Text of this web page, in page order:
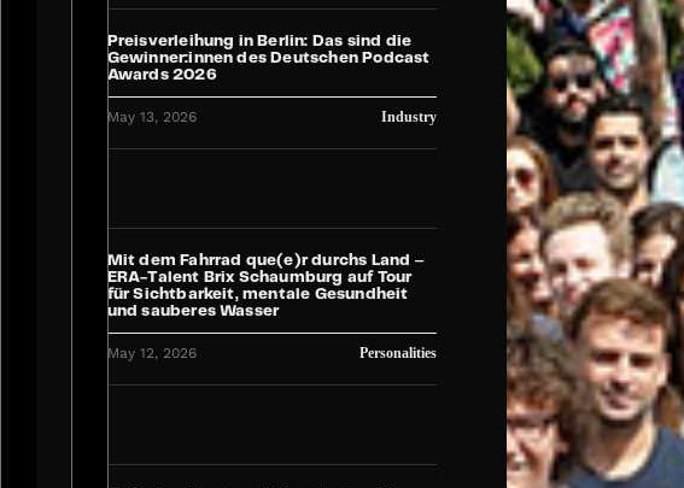
Preisverleihung in Berlin: Das sind die
Gewinner:innen des Deutschen Podcast
Awards 2026
May 13, 2026 Industry
Mit dem Fahrrad que(e)r durchs Land ‒
ERA-Talent Brix Schaumburg auf Tour
für Sichtbarkeit, mentale Gesundheit
und sauberes Wasser
May 12, 2026 Personalities